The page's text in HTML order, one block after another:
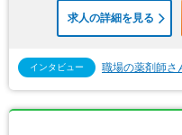
求人の詳細を見る
インタビュー 職場の薬剤師さ